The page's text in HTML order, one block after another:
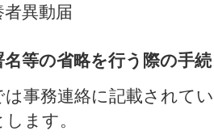
者異動届
名等の省略を行う際の手
は事務連絡に記載されて
ます。